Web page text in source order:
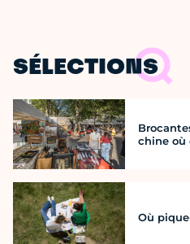
SÉLECTIONS
chine où
Où